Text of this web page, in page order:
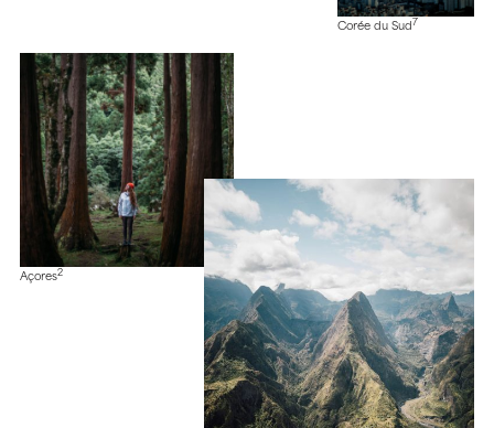
Corée du Sud 7
Açores2